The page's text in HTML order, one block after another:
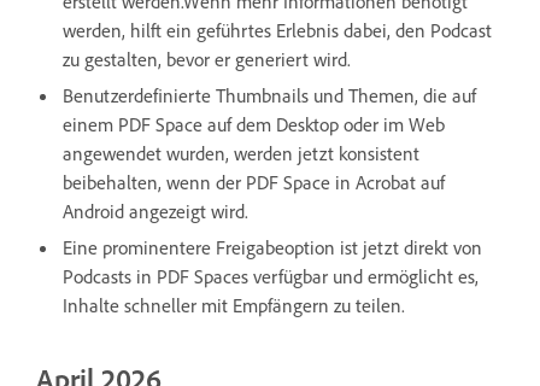
werden, hilft ein geführtes Erlebnis dabei, den Podcast
zu gestalten, bevor er generiert wird.
Benutzerdefinierte Thumbnails und Themen, die auf
einem PDF Space auf dem Desktop oder im Web
angewendet wurden, werden jetzt konsistent
beibehalten, wenn der PDF Space in Acrobat auf
Android angezeigt wird.
Eine prominentere Freigabeoption ist jetzt direkt von
Podcasts in PDF Spaces verfügbar und ermöglicht es,
Inhalte schneller mit Empfängern zu teilen.
April 2026